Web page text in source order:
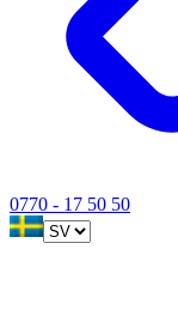
0770 - 17 50 50